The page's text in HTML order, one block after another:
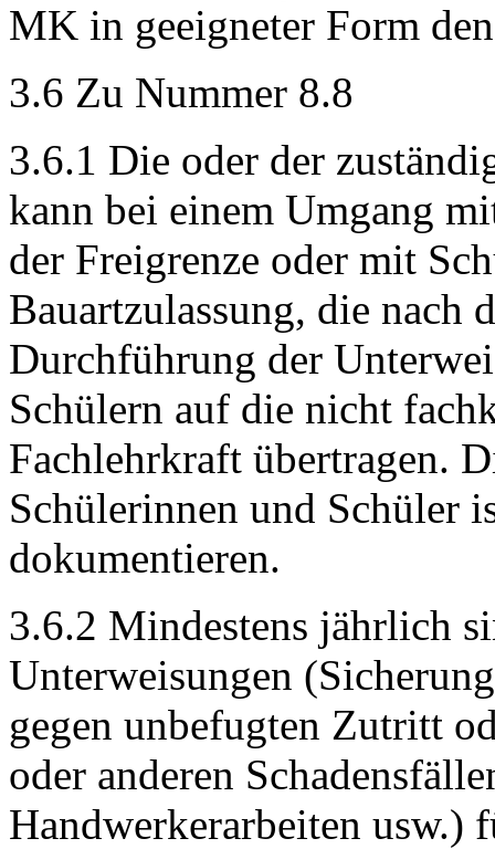
MK in geeigneter Form
3.6 Zu Nummer 8.8
3.6.1 Die oder der
kann bei einem Umgang
der Freigrenze oder mit
Bauartzulassung, die nach
Durchführung der
Schülern auf die nicht
Fachlehrkraft übertragen.
Schülerinnen und Schüler
dokumentieren.
3.6.2 Mindestens jährlich
Unterweisungen
gegen unbefugten Zutritt
oder anderen
Handwerkerarbeiten usw.)